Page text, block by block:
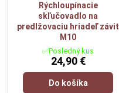
Rýchloupínacie
skľučovadlo na
predlžovaciu hriadeľ závit
M10
✅Posledný kus
24,90 €
Do košíka